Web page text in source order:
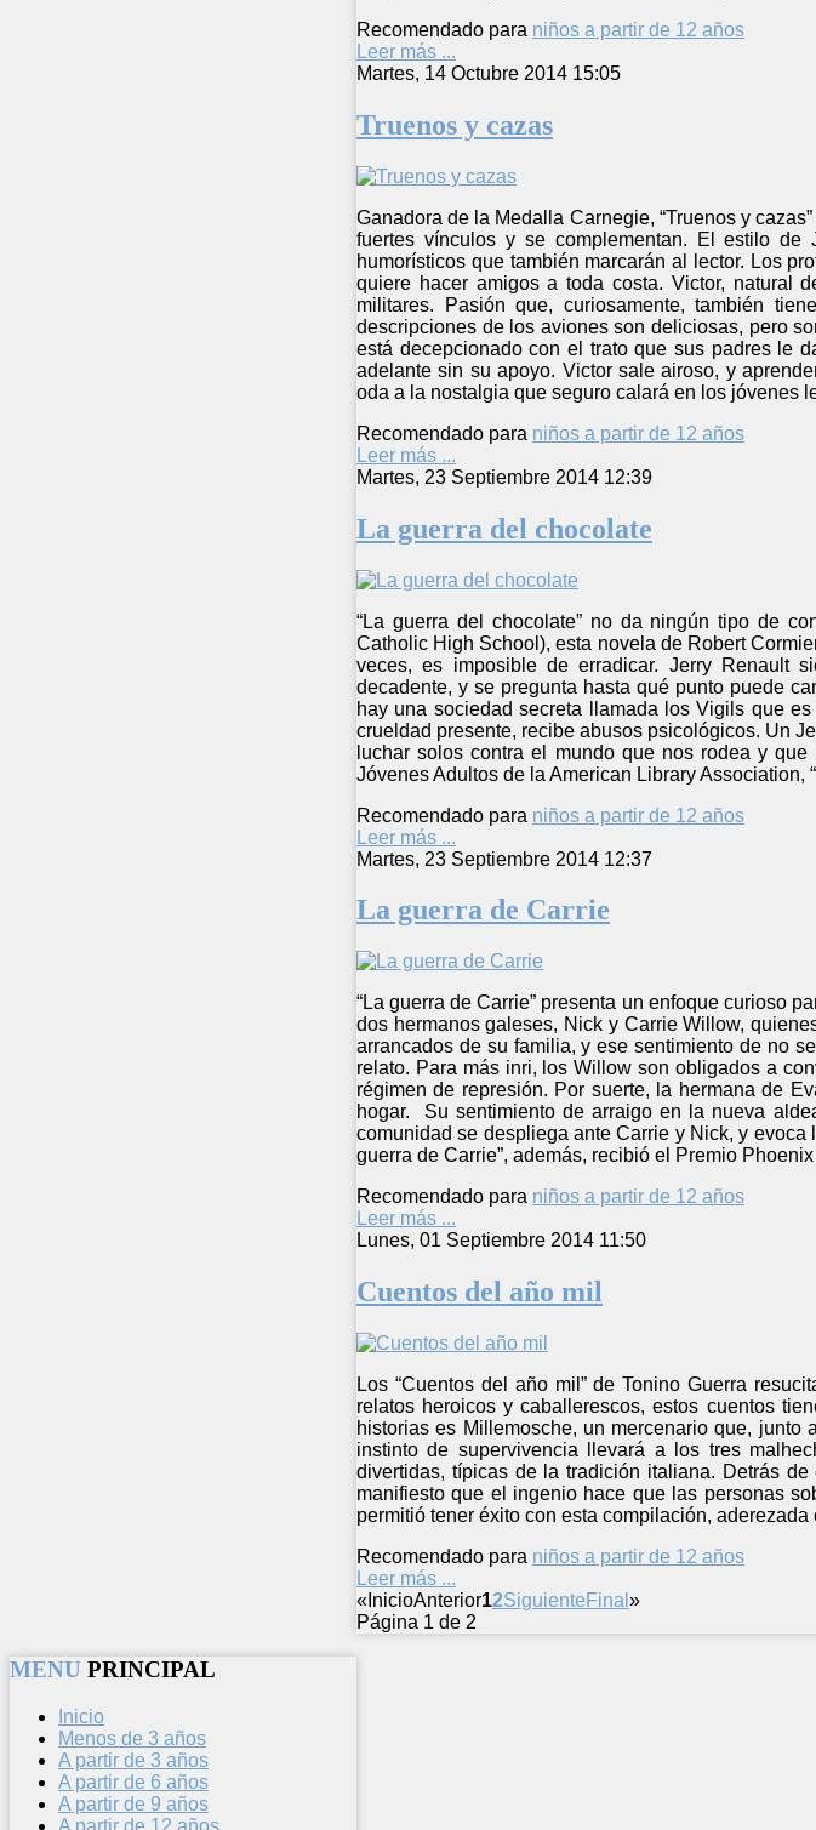
Recomendado para niños a partir de 12 años
Leer más ...
Martes, 14 Octubre 2014 15:05
Truenos y cazas
Ganadora de la Medalla Carnegie, “Truenos y
fuertes vínculos y se complementan. El estilo
humorísticos que también marcarán al lector. Los
quiere hacer amigos a toda costa. Victor, natural
militares. Pasión que, curiosamente, también
descripciones de los aviones son deliciosas, pero
está decepcionado con el trato que sus padres le
adelante sin su apoyo. Victor sale airoso, y
oda a la nostalgia que seguro calará en los jóvenes
Recomendado para niños a partir de 12 años
Leer más ...
Martes, 23 Septiembre 2014 12:39
La guerra del chocolate
“La guerra del chocolate” no da ningún tipo de
Catholic High School), esta novela de Robert
veces, es imposible de erradicar. Jerry Renault
decadente, y se pregunta hasta qué punto puede
hay una sociedad secreta llamada los Vigils que
crueldad presente, recibe abusos psicológicos. Un
luchar solos contra el mundo que nos rodea y
Jóvenes Adultos de la American Library Association,
Recomendado para niños a partir de 12 años
Leer más ...
Martes, 23 Septiembre 2014 12:37
La guerra de Carrie
“La guerra de Carrie” presenta un enfoque curioso
dos hermanos galeses, Nick y Carrie Willow,
arrancados de su familia, y ese sentimiento de no
relato. Para más inri, los Willow son obligados a
régimen de represión. Por suerte, la hermana de
hogar. Su sentimiento de arraigo en la nueva
comunidad se despliega ante Carrie y Nick, y
guerra de Carrie”, además, recibió el Premio
Recomendado para niños a partir de 12 años
Leer más ...
Lunes, 01 Septiembre 2014 11:50
Cuentos del año mil
Los “Cuentos del año mil” de Tonino Guerra
relatos heroicos y caballerescos, estos cuentos
historias es Millemosche, un mercenario que, junto
instinto de supervivencia llevará a los tres
divertidas, típicas de la tradición italiana. Detrás
manifiesto que el ingenio hace que las personas
permitió tener éxito con esta compilación,
Recomendado para niños a partir de 12 años
Leer más ...
« InicioAnterior12Siguiente Final »
Página 1 de 2
MENU PRINCIPAL
Inicio
Menos de 3 años
A partir de 3 años
A partir de 6 años
A partir de 9 años
A partir de 12 años